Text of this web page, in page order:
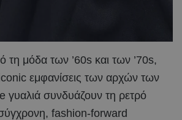
τη μόδα των ’60s και των ’70s,
εμφανίσεις των αρχών των
γυαλιά συνδυάζουν τη ρετρό
σύγχρονη, fashion-forward